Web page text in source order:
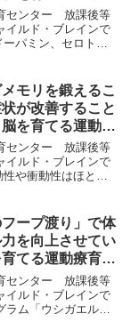
後等デイサービ
ブレイン
センター 放課後等
イルド・ブレインで
パミン、セロトニ
ったADHD症状が起
。...
モリを鍛えるこ
が改善すること
を育てる運動療
後等デイサービ
ブレイン
センター 放課後等
イルド・ブレインで
や衝動性はほとん
が原因だけではな
メモリ...
フープ渡り」で体
を向上させてい
てる運動療育セ
デイサービスの
イン
センター 放課後等
イルド・ブレインで
ム「ウシガエルの